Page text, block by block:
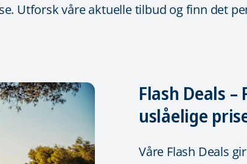
Utforsk våre aktuelle tilbud og finn det
Flash Deals
uslåelige
Våre Flash Deals